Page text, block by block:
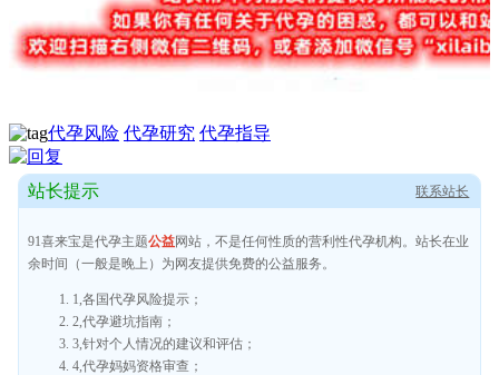
代孕风险 代孕研究 代孕指导
站长提示
91喜来宝是代孕主题公益网站，不是任何性质的营利性代孕机构。站长在业
余时间（一般是晚上）为网友提供免费的公益服务。
1,各国代孕风险提示；
2,代孕避坑指南；
3,针对个人情况的建议和评估；
4,代孕妈妈资格审查；
联系站长